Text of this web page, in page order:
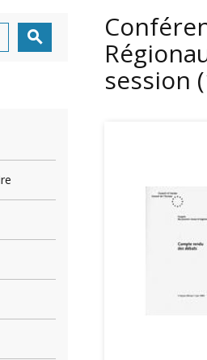

session